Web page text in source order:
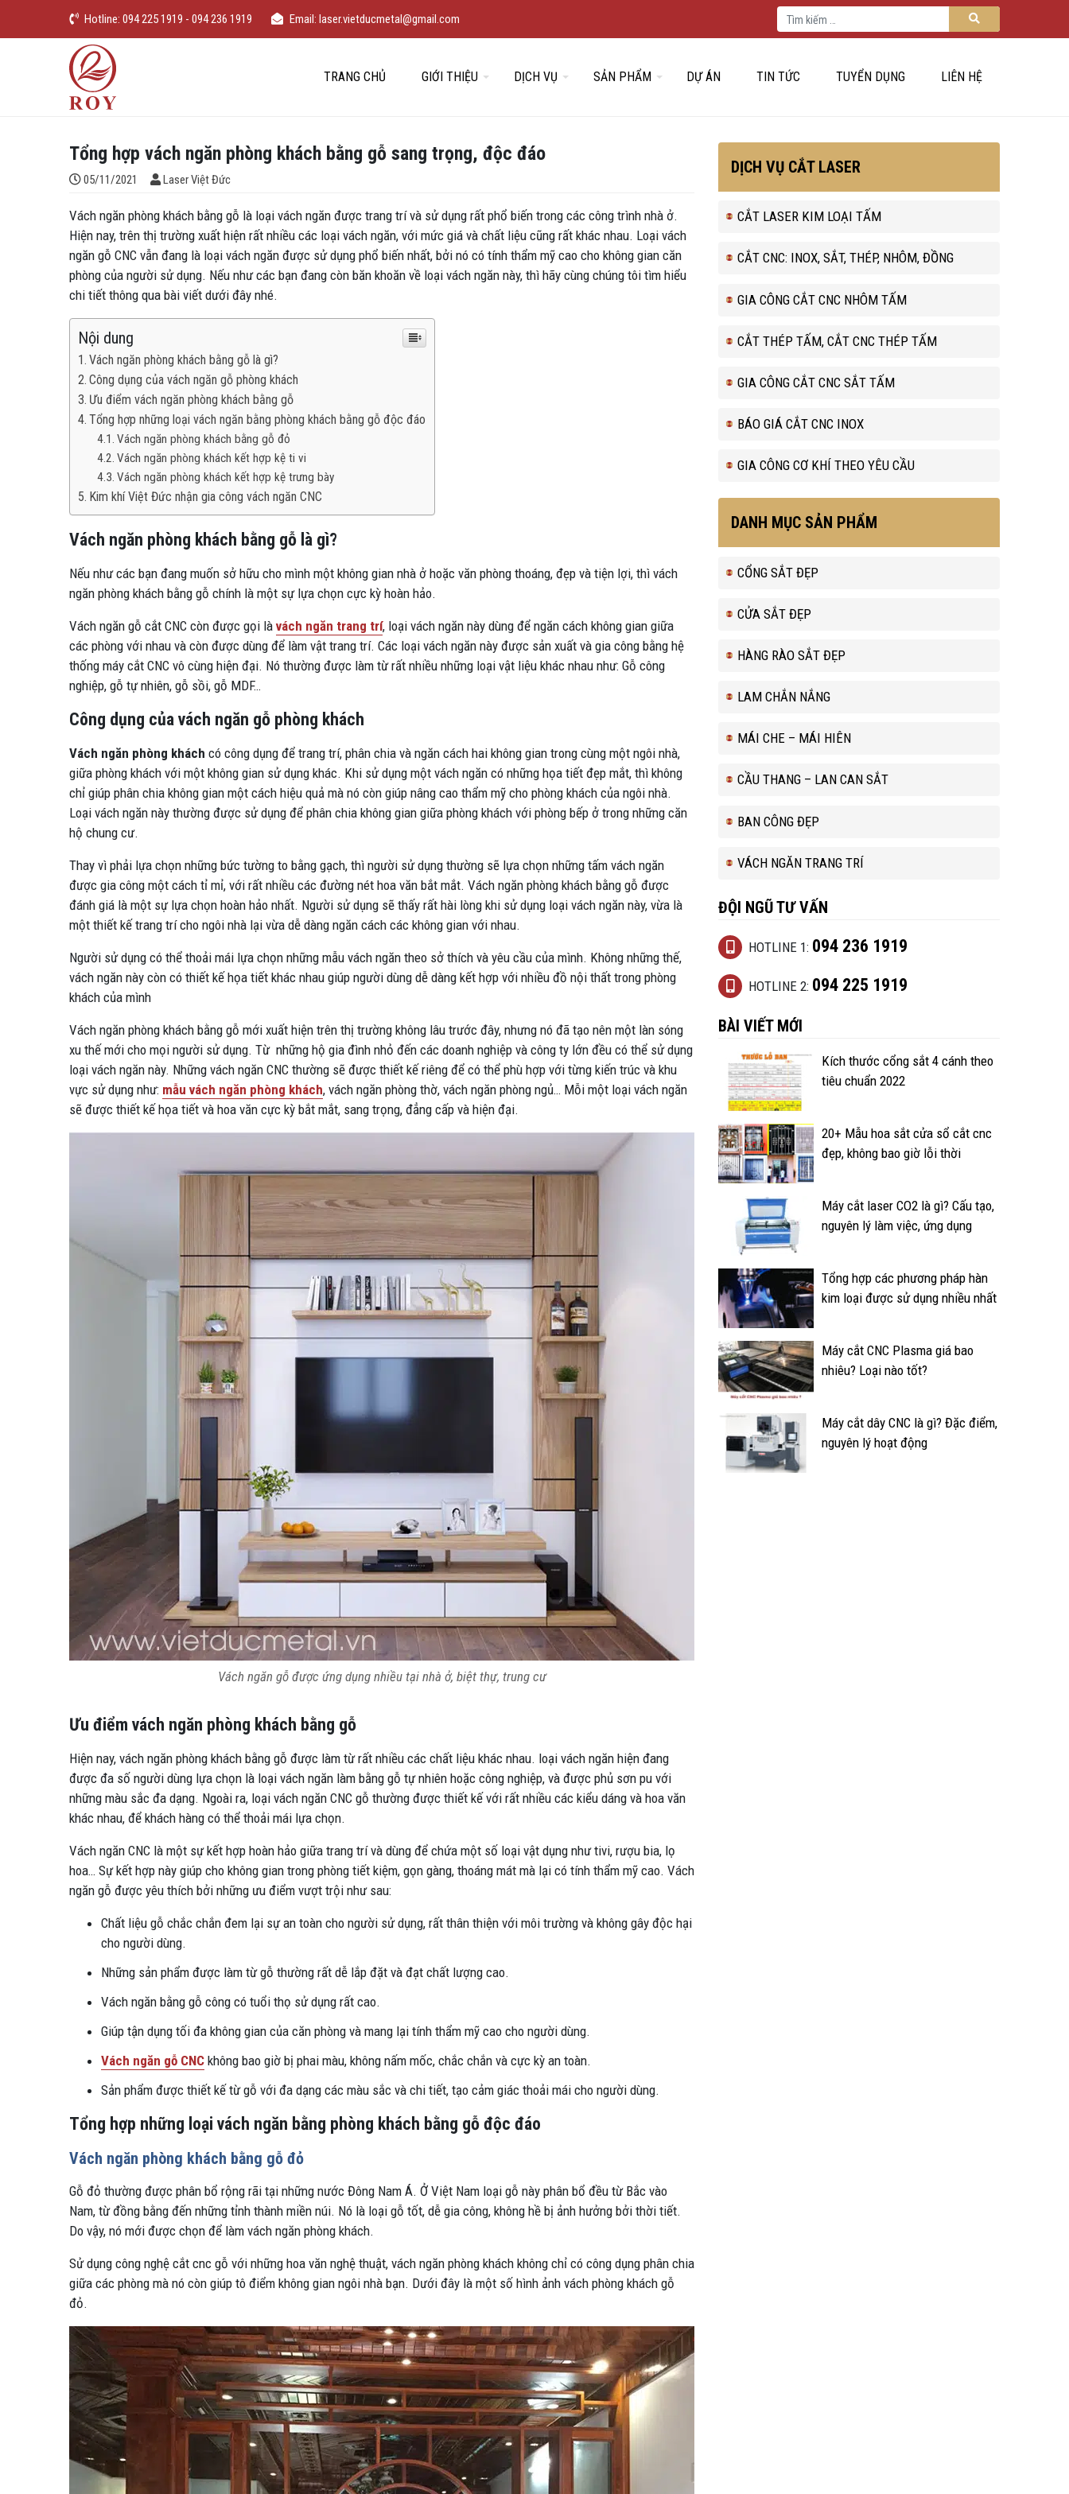
Chuyển đến nội dung
Hotline: 094 225 1919 - 094 236 1919 Email: laser.vietducmetal@gmail.com Tìm kiếm cho:
Laser Việt Đức
TRANG CHỦ GIỚI THIỆU DỊCH VỤ SẢN PHẨM DỰ ÁN TIN TỨC TUYỂN DỤNG LIÊN HỆ
Tổng hợp vách ngăn phòng khách bằng gỗ sang trọng, độc đáo
05/11/2021 Đăng bởi
Laser Việt Đức
Vách ngăn phòng khách bằng gỗ là loại vách ngăn được trang trí và sử dụng rất phổ biến trong các công trình nhà ở.
Hiện nay, trên thị trường xuất hiện rất nhiều các loại vách ngăn, với mức giá và chất liệu cũng rất khác nhau. Loại vách
ngăn gỗ CNC vẫn đang là loại vách ngăn được sử dụng phổ biến nhất, bởi nó có tính thẩm mỹ cao cho không gian căn
phòng của người sử dụng. Nếu như các bạn đang còn băn khoăn về loại vách ngăn này, thì hãy cùng chúng tôi tìm hiểu
chi tiết thông qua bài viết dưới đây nhé.
Nội dung
Vách ngăn phòng khách bằng gỗ là gì?
Công dụng của vách ngăn gỗ phòng khách
Ưu điểm vách ngăn phòng khách bằng gỗ
Tổng hợp những loại vách ngăn bằng phòng khách bằng gỗ độc đáo
Vách ngăn phòng khách bằng gỗ đỏ
Vách ngăn phòng khách kết hợp kệ ti vi
Vách ngăn phòng khách kết hợp kệ trưng bày
Kim khí Việt Đức nhận gia công vách ngăn CNC
Vách ngăn phòng khách bằng gỗ là gì?
Nếu như các bạn đang muốn sở hữu cho mình một không gian nhà ở hoặc văn phòng thoáng, đẹp và tiện lợi, thì vách
ngăn phòng khách bằng gỗ chính là một sự lựa chọn cực kỳ hoàn hảo.
Vách ngăn gỗ cắt CNC còn được gọi là vách ngăn trang trí, loại vách ngăn này dùng để ngăn cách không gian giữa
các phòng với nhau và còn được dùng để làm vật trang trí. Các loại vách ngăn này được sản xuất và gia công bằng hệ
thống máy cắt CNC vô cùng hiện đại. Nó thường được làm từ rất nhiều những loại vật liệu khác nhau như: Gỗ công
nghiệp, gỗ tự nhiên, gỗ sồi, gỗ MDF…
Công dụng của vách ngăn gỗ phòng khách
Vách ngăn phòng khách có công dụng để trang trí, phân chia và ngăn cách hai không gian trong cùng một ngôi nhà,
giữa phòng khách với một không gian sử dụng khác. Khi sử dụng một vách ngăn có những họa tiết đẹp mắt, thì không
chỉ giúp phân chia không gian một cách hiệu quả mà nó còn giúp nâng cao thẩm mỹ cho phòng khách của ngôi nhà.
Loại vách ngăn này thường được sử dụng để phân chia không gian giữa phòng khách với phòng bếp ở trong những căn
hộ chung cư.
Thay vì phải lựa chọn những bức tường to bằng gạch, thì người sử dụng thường sẽ lựa chọn những tấm vách ngăn
được gia công một cách tỉ mỉ, với rất nhiều các đường nét hoa văn bắt mắt. Vách ngăn phòng khách bằng gỗ được
đánh giá là một sự lựa chọn hoàn hảo nhất. Người sử dụng sẽ thấy rất hài lòng khi sử dụng loại vách ngăn này, vừa là
một thiết kế trang trí cho ngôi nhà lại vừa dễ dàng ngăn cách các không gian với nhau.
Người sử dụng có thể thoải mái lựa chọn những mẫu vách ngăn theo sở thích và yêu cầu của mình. Không những thế,
vách ngăn này còn có thiết kế họa tiết khác nhau giúp người dùng dễ dàng kết hợp với nhiều đồ nội thất trong phòng
khách của mình
Vách ngăn phòng khách bằng gỗ mới xuất hiện trên thị trường không lâu trước đây, nhưng nó đã tạo nên một làn sóng
xu thế mới cho mọi người sử dụng. Từ những hộ gia đình nhỏ đến các doanh nghiệp và công ty lớn đều có thể sử dụng
loại vách ngăn này. Những vách ngăn CNC thường sẽ được thiết kế riêng để có thể phù hợp với từng kiến trúc và khu
vực sử dụng như: mẫu vách ngăn phòng khách, vách ngăn phòng thờ, vách ngăn phòng ngủ… Mỗi một loại vách ngăn
sẽ được thiết kế họa tiết và hoa văn cực kỳ bắt mắt, sang trọng, đẳng cấp và hiện đại.
Vách ngăn gỗ được ứng dụng nhiều tại nhà ở, biệt thự, trung cư
Ưu điểm vách ngăn phòng khách bằng gỗ
Hiện nay, vách ngăn phòng khách bằng gỗ được làm từ rất nhiều các chất liệu khác nhau. loại vách ngăn hiện đang
được đa số người dùng lựa chọn là loại vách ngăn làm bằng gỗ tự nhiên hoặc công nghiệp, và được phủ sơn pu với
những màu sắc đa dạng. Ngoài ra, loại vách ngăn CNC gỗ thường được thiết kế với rất nhiều các kiểu dáng và hoa văn
khác nhau, để khách hàng có thể thoải mái lựa chọn.
Vách ngăn CNC là một sự kết hợp hoàn hảo giữa trang trí và dùng để chứa một số loại vật dụng như tivi, rượu bia, lọ
hoa… Sự kết hợp này giúp cho không gian trong phòng tiết kiệm, gọn gàng, thoáng mát mà lại có tính thẩm mỹ cao. Vách
ngăn gỗ được yêu thích bởi những ưu điểm vượt trội như sau:
Chất liệu gỗ chắc chắn đem lại sự an toàn cho người sử dụng, rất thân thiện với môi trường và không gây độc hại
cho người dùng.
Những sản phẩm được làm từ gỗ thường rất dễ lắp đặt và đạt chất lượng cao.
Vách ngăn bằng gỗ công có tuổi thọ sử dụng rất cao.
Giúp tận dụng tối đa không gian của căn phòng và mang lại tính thẩm mỹ cao cho người dùng.
Vách ngăn gỗ CNC không bao giờ bị phai màu, không nấm mốc, chắc chắn và cực kỳ an toàn.
Sản phẩm được thiết kế từ gỗ với đa dạng các màu sắc và chi tiết, tạo cảm giác thoải mái cho người dùng.
Tổng hợp những loại vách ngăn bằng phòng khách bằng gỗ độc đáo
Vách ngăn phòng khách bằng gỗ đỏ
Gỗ đỏ thường được phân bổ rộng rãi tại những nước Đông Nam Á. Ở Việt Nam loại gỗ này phân bổ đều từ Bắc vào
Nam, từ đồng bằng đến những tỉnh thành miền núi. Nó là loại gỗ tốt, dễ gia công, không hề bị ảnh hưởng bởi thời tiết.
Do vậy, nó mới được chọn để làm vách ngăn phòng khách.
Sử dụng công nghệ cắt cnc gỗ với những hoa văn nghệ thuật, vách ngăn phòng khách không chỉ có công dụng phân chia
giữa các phòng mà nó còn giúp tô điểm không gian ngôi nhà bạn. Dưới đây là một số hình ảnh vách phòng khách gỗ
đỏ.
DỊCH VỤ CẮT LASER
CẮT LASER KIM LOẠI TẤM
CẮT CNC: INOX, SẮT, THÉP, NHÔM, ĐỒNG
GIA CÔNG CẮT CNC NHÔM TẤM
CẮT THÉP TẤM, CẮT CNC THÉP TẤM
GIA CÔNG CẮT CNC SẮT TẤM
BÁO GIÁ CẮT CNC INOX
GIA CÔNG CƠ KHÍ THEO YÊU CẦU
DANH MỤC SẢN PHẨM
CỔNG SẮT ĐẸP
CỬA SẮT ĐẸP
HÀNG RÀO SẮT ĐẸP
LAM CHẮN NẮNG
MÁI CHE – MÁI HIÊN
CẦU THANG – LAN CAN SẮT
BAN CÔNG ĐẸP
VÁCH NGĂN TRANG TRÍ
ĐỘI NGŨ TƯ VẤN
HOTLINE 1: 094 236 1919
HOTLINE 2: 094 225 1919
BÀI VIẾT MỚI
Kích thước cổng sắt 4 cánh theo
tiêu chuẩn 2022
20+ Mẫu hoa sắt cửa sổ cắt cnc
đẹp, không bao giờ lỗi thời
Máy cắt laser CO2 là gì? Cấu tạo,
nguyên lý làm việc, ứng dụng
Tổng hợp các phương pháp hàn
kim loại được sử dụng nhiều nhất
Máy cắt CNC Plasma giá bao
nhiêu? Loại nào tốt?
Máy cắt dây CNC là gì? Đặc điểm,
nguyên lý hoạt động